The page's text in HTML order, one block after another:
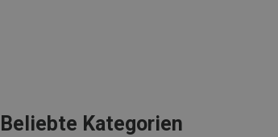
Beliebte Kategorien